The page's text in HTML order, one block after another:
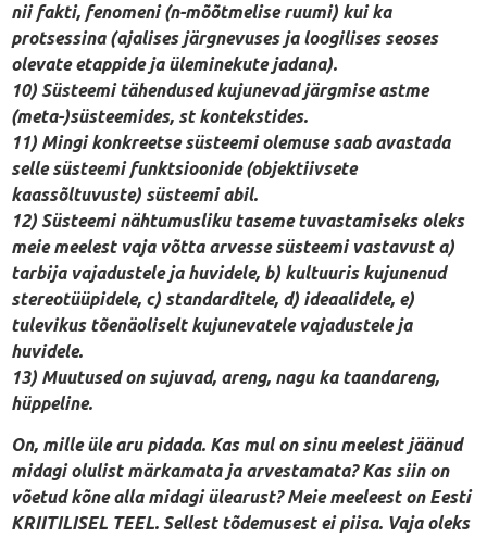
nii fakti, fenomeni (n-mõõtmelise ruumi) kui ka
protsessina (ajalises järgnevuses ja loogilises seoses
olevate etappide ja üleminekute jadana).
10) Süsteemi tähendused kujunevad järgmise astme
(meta-)süsteemides, st kontekstides.
11) Mingi konkreetse süsteemi olemuse saab avastada
selle süsteemi funktsioonide (objektiivsete
kaassõltuvuste) süsteemi abil.
12) Süsteemi nähtumusliku taseme tuvastamiseks oleks
meie meelest vaja võtta arvesse süsteemi vastavust a)
tarbija vajadustele ja huvidele, b) kultuuris kujunenud
stereotüüpidele, c) standarditele, d) ideaalidele, e)
tulevikus tõenäoliselt kujunevatele vajadustele ja
huvidele.
13) Muutused on sujuvad, areng, nagu ka taandareng,
hüppeline.
On, mille üle aru pidada. Kas mul on sinu meelest jäänud
midagi olulist märkamata ja arvestamata? Kas siin on
võetud kõne alla midagi ülearust? Meie meeleest on Eesti
KRIITILISEL TEEL. Sellest tõdemusest ei piisa. Vaja oleks